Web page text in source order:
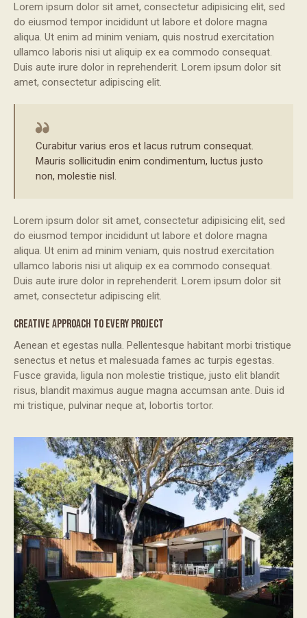
Lorem ipsum dolor sit amet, consectetur adipisicing elit, sed
do eiusmod tempor incididunt ut labore et dolore magna
aliqua. Ut enim ad minim veniam, quis nostrud exercitation
ullamco laboris nisi ut aliquip ex ea commodo consequat.
Duis aute irure dolor in reprehenderit. Lorem ipsum dolor sit
amet, consectetur adipiscing elit.
Curabitur varius eros et lacus rutrum consequat.
Mauris sollicitudin enim condimentum, luctus justo
non, molestie nisl.
Lorem ipsum dolor sit amet, consectetur adipisicing elit, sed
do eiusmod tempor incididunt ut labore et dolore magna
aliqua. Ut enim ad minim veniam, quis nostrud exercitation
ullamco laboris nisi ut aliquip ex ea commodo consequat.
Duis aute irure dolor in reprehenderit. Lorem ipsum dolor sit
amet, consectetur adipiscing elit.
CREATIVE APPROACH TO EVERY PROJECT
Aenean et egestas nulla. Pellentesque habitant morbi tristique
senectus et netus et malesuada fames ac turpis egestas.
Fusce gravida, ligula non molestie tristique, justo elit blandit
risus, blandit maximus augue magna accumsan ante. Duis id
mi tristique, pulvinar neque at, lobortis tortor.